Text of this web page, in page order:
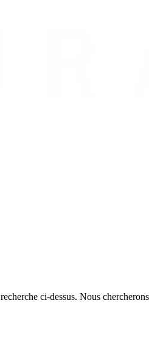
ci-dessus. Nous